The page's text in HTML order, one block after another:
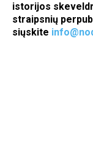
istorijos
straipsnių
siųskite